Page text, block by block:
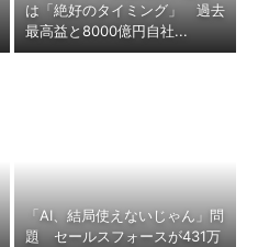
は「絶好のタイミング」 過去
最高益と8000億円自社...
「AI、結局使えないじゃん」問
題 セールスフォースが431万